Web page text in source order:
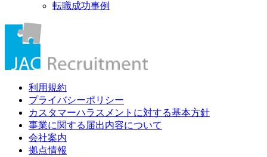
転職成功事例
利用規約
プライバシーポリシー
カスタマーハラスメントに対する基本方針
事業に関する届出内容について
会社案内
拠点情報